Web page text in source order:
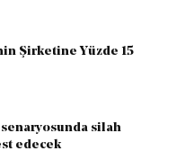
Şirketine Yüzde 15
senaryosunda silah
edecek